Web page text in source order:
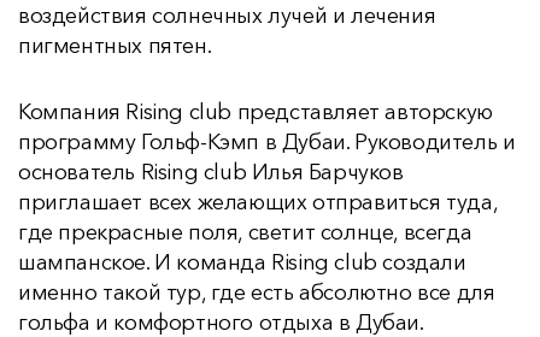
воздействия солнечных лучей и лечения
пигментных пятен.
Компания Rising club представляет авторскую
программу Гольф-Кэмп в Дубаи. Руководитель и
основатель Rising club Илья Барчуков
приглашает всех желающих отправиться туда,
где прекрасные поля, светит солнце, всегда
шампанское. И команда Rising club создали
именно такой тур, где есть абсолютно все для
гольфа и комфортного отдыха в Дубаи.